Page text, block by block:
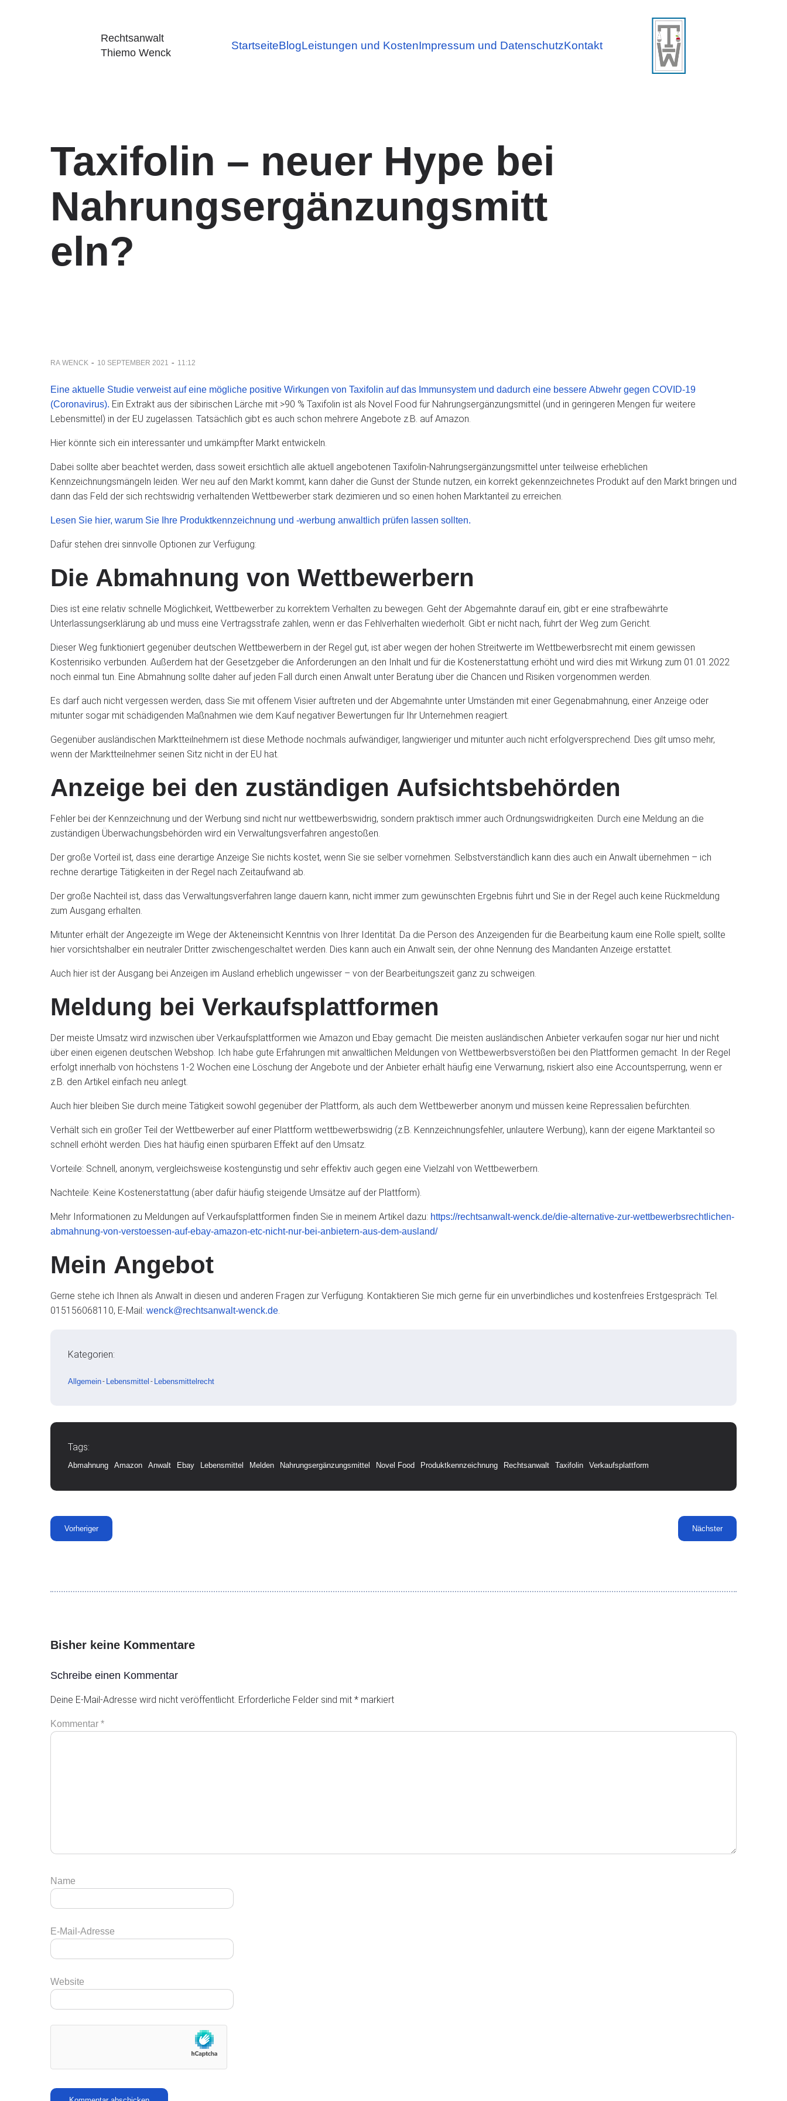
Rechtsanwalt
Thiemo Wenck
StartseiteBlogLeistungen und KostenImpressum und DatenschutzKontakt
Taxifolin – neuer Hype bei
Nahrungsergänzungsmitt
eln?
RA WENCK - 10 SEPTEMBER 2021 - 11:12
Eine aktuelle Studie verweist auf eine mögliche positive Wirkungen von Taxifolin auf das Immunsystem und dadurch eine bessere Abwehr gegen COVID-19
(Coronavirus). Ein Extrakt aus der sibirischen Lärche mit >90 % Taxifolin ist als Novel Food für Nahrungsergänzungsmittel (und in geringeren Mengen für weitere
Lebensmittel) in der EU zugelassen. Tatsächlich gibt es auch schon mehrere Angebote z.B. auf Amazon.
Hier könnte sich ein interessanter und umkämpfter Markt entwickeln.
Dabei sollte aber beachtet werden, dass soweit ersichtlich alle aktuell angebotenen Taxifolin-Nahrungsergänzungsmittel unter teilweise erheblichen
Kennzeichnungsmängeln leiden. Wer neu auf den Markt kommt, kann daher die Gunst der Stunde nutzen, ein korrekt gekennzeichnetes Produkt auf den Markt bringen und
dann das Feld der sich rechtswidrig verhaltenden Wettbewerber stark dezimieren und so einen hohen Marktanteil zu erreichen.
Lesen Sie hier, warum Sie Ihre Produktkennzeichnung und -werbung anwaltlich prüfen lassen sollten.
Dafür stehen drei sinnvolle Optionen zur Verfügung:
Die Abmahnung von Wettbewerbern
Dies ist eine relativ schnelle Möglichkeit, Wettbewerber zu korrektem Verhalten zu bewegen. Geht der Abgemahnte darauf ein, gibt er eine strafbewährte
Unterlassungserklärung ab und muss eine Vertragsstrafe zahlen, wenn er das Fehlverhalten wiederholt. Gibt er nicht nach, führt der Weg zum Gericht.
Dieser Weg funktioniert gegenüber deutschen Wettbewerbern in der Regel gut, ist aber wegen der hohen Streitwerte im Wettbewerbsrecht mit einem gewissen
Kostenrisiko verbunden. Außerdem hat der Gesetzgeber die Anforderungen an den Inhalt und für die Kostenerstattung erhöht und wird dies mit Wirkung zum 01.01.2022
noch einmal tun. Eine Abmahnung sollte daher auf jeden Fall durch einen Anwalt unter Beratung über die Chancen und Risiken vorgenommen werden.
Es darf auch nicht vergessen werden, dass Sie mit offenem Visier auftreten und der Abgemahnte unter Umständen mit einer Gegenabmahnung, einer Anzeige oder
mitunter sogar mit schädigenden Maßnahmen wie dem Kauf negativer Bewertungen für Ihr Unternehmen reagiert.
Gegenüber ausländischen Marktteilnehmern ist diese Methode nochmals aufwändiger, langwieriger und mitunter auch nicht erfolgversprechend. Dies gilt umso mehr,
wenn der Marktteilnehmer seinen Sitz nicht in der EU hat.
Anzeige bei den zuständigen Aufsichtsbehörden
Fehler bei der Kennzeichnung und der Werbung sind nicht nur wettbewerbswidrig, sondern praktisch immer auch Ordnungswidrigkeiten. Durch eine Meldung an die
zuständigen Überwachungsbehörden wird ein Verwaltungsverfahren angestoßen.
Der große Vorteil ist, dass eine derartige Anzeige Sie nichts kostet, wenn Sie sie selber vornehmen. Selbstverständlich kann dies auch ein Anwalt übernehmen – ich
rechne derartige Tätigkeiten in der Regel nach Zeitaufwand ab.
Der große Nachteil ist, dass das Verwaltungsverfahren lange dauern kann, nicht immer zum gewünschten Ergebnis führt und Sie in der Regel auch keine Rückmeldung
zum Ausgang erhalten.
Mitunter erhält der Angezeigte im Wege der Akteneinsicht Kenntnis von Ihrer Identität. Da die Person des Anzeigenden für die Bearbeitung kaum eine Rolle spielt, sollte
hier vorsichtshalber ein neutraler Dritter zwischengeschaltet werden. Dies kann auch ein Anwalt sein, der ohne Nennung des Mandanten Anzeige erstattet.
Auch hier ist der Ausgang bei Anzeigen im Ausland erheblich ungewisser – von der Bearbeitungszeit ganz zu schweigen.
Meldung bei Verkaufsplattformen
Der meiste Umsatz wird inzwischen über Verkaufsplattformen wie Amazon und Ebay gemacht. Die meisten ausländischen Anbieter verkaufen sogar nur hier und nicht
über einen eigenen deutschen Webshop. Ich habe gute Erfahrungen mit anwaltlichen Meldungen von Wettbewerbsverstößen bei den Plattformen gemacht. In der Regel
erfolgt innerhalb von höchstens 1-2 Wochen eine Löschung der Angebote und der Anbieter erhält häufig eine Verwarnung, riskiert also eine Accountsperrung, wenn er
z.B. den Artikel einfach neu anlegt.
Auch hier bleiben Sie durch meine Tätigkeit sowohl gegenüber der Plattform, als auch dem Wettbewerber anonym und müssen keine Repressalien befürchten.
Verhält sich ein großer Teil der Wettbewerber auf einer Plattform wettbewerbswidrig (z.B. Kennzeichnungsfehler, unlautere Werbung), kann der eigene Marktanteil so
schnell erhöht werden. Dies hat häufig einen spürbaren Effekt auf den Umsatz.
Vorteile: Schnell, anonym, vergleichsweise kostengünstig und sehr effektiv auch gegen eine Vielzahl von Wettbewerbern.
Nachteile: Keine Kostenerstattung (aber dafür häufig steigende Umsätze auf der Plattform).
Mehr Informationen zu Meldungen auf Verkaufsplattformen finden Sie in meinem Artikel dazu: https://rechtsanwalt-wenck.de/die-alternative-zur-wettbewerbsrechtlichen-
abmahnung-von-verstoessen-auf-ebay-amazon-etc-nicht-nur-bei-anbietern-aus-dem-ausland/
Mein Angebot
Gerne stehe ich Ihnen als Anwalt in diesen und anderen Fragen zur Verfügung. Kontaktieren Sie mich gerne für ein unverbindliches und kostenfreies Erstgespräch: Tel.
015156068110, E-Mail: wenck@rechtsanwalt-wenck.de
Kategorien:
Allgemein- Lebensmittel - Lebensmittelrecht
Tags:
Abmahnung Amazon Anwalt Ebay Lebensmittel Melden Nahrungsergänzungsmittel Novel Food Produktkennzeichnung Rechtsanwalt Taxifolin Verkaufsplattform
Vorheriger Nächster
Bisher keine Kommentare
Schreibe einen Kommentar
Deine E-Mail-Adresse wird nicht veröffentlicht. Erforderliche Felder sind mit * markiert
Kommentar *
Name
E-Mail-Adresse
Website